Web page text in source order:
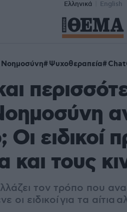
Ελληνικά English
Νοημοσύνη Ψυχοθεραπεία
ειδικοί
και τους
τον τρόπο που
οι ειδικοί για τα αίτια